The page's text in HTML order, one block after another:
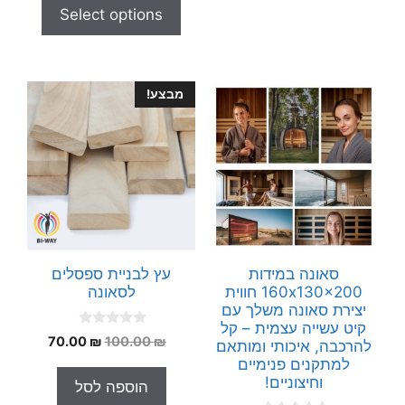
o
5
Select options
סאונה במידות
160x130x200 חווית
יצירת סאונה משלך עם
קיט עשייה עצמית – קל
להרכבה, איכותי ומותאם
למתקנים פנימיים
וחיצוניים!
מבצע!
עץ לבניית ספסלים
לסאונה
0
o
o
100.00₪
המחיר
היה:
100.00 ₪.
70.00 ₪
המחיר
הוספה לסל